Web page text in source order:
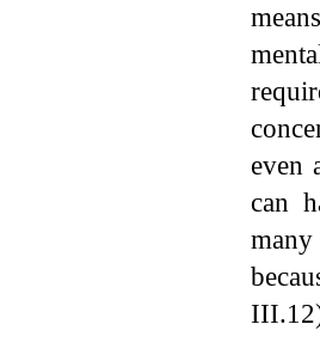
even
can